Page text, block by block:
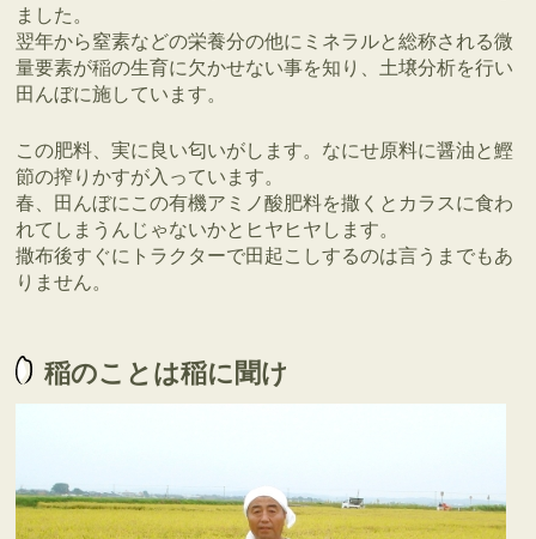
ました。
翌年から窒素などの栄養分の他にミネラルと総称される微
量要素が稲の生育に欠かせない事を知り、土壌分析を行い
田んぼに施しています。
この肥料、実に良い匂いがします。なにせ原料に醤油と鰹
節の搾りかすが入っています。
春、田んぼにこの有機アミノ酸肥料を撒くとカラスに食わ
れてしまうんじゃないかとヒヤヒヤします。
撒布後すぐにトラクターで田起こしするのは言うまでもあ
りません。
稲のことは稲に聞け